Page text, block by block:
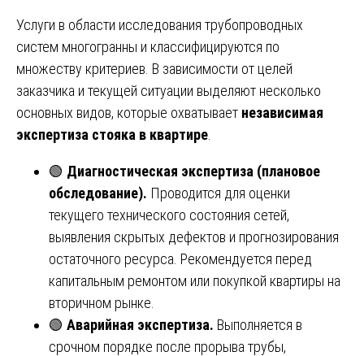
Услуги в области исследования трубопроводных
систем многогранны и классифицируются по
множеству критериев. В зависимости от целей
заказчика и текущей ситуации выделяют несколько
основных видов, которые охватывает независимая
экспертиза стояка в квартире
🟢 Диагностическая экспертиза (плановое
обследование). Проводится для оценки
текущего технического состояния сетей,
выявления скрытых дефектов и прогнозирования
остаточного ресурса. Рекомендуется перед
капитальным ремонтом или покупкой квартиры на
вторичном рынке.
🟢 Аварийная экспертиза. Выполняется в
срочном порядке после прорыва трубы,